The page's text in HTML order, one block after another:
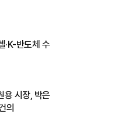
·K-반도체 수
용 시장, 박은
의